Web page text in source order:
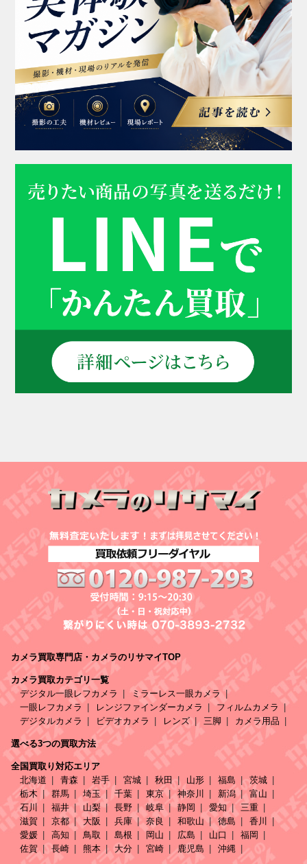
カメラ買取専門店・カメラのリサマイTOP
カメラ買取カテゴリ一覧
デジタル一眼レフカメラ
ミラーレス一眼カメラ
一眼レフカメラ
レンジファインダーカメラ
フィルムカメラ
デジタルカメラ
ビデオカメラ レンズ 三脚 カメラ用品
選べる3つの買取方法
全国買取り対応エリア
北海道
青森 岩手 宮城 秋田 山形 福島
茨城
栃木
群馬 埼玉 千葉 東京 神奈川 新潟
富山
石川
福井 山梨 長野 岐阜 静岡 愛知
三重
滋賀
京都 大阪 兵庫 奈良 和歌山 徳島
香川
愛媛
高知 鳥取 島根 岡山 広島 山口
福岡
佐賀
長崎 熊本 大分 宮崎 鹿児島 沖縄